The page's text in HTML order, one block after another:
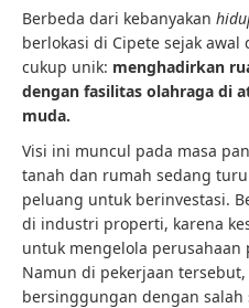
Berbeda dari kebanyakan
berlokasi di Cipete sejak
cukup unik: menghadirkan
dengan fasilitas olahraga di
muda.
Visi ini muncul pada masa
tanah dan rumah sedang
peluang untuk berinvestasi.
di industri properti, karena
untuk mengelola perusahaan
Namun di pekerjaan
bersinggungan dengan